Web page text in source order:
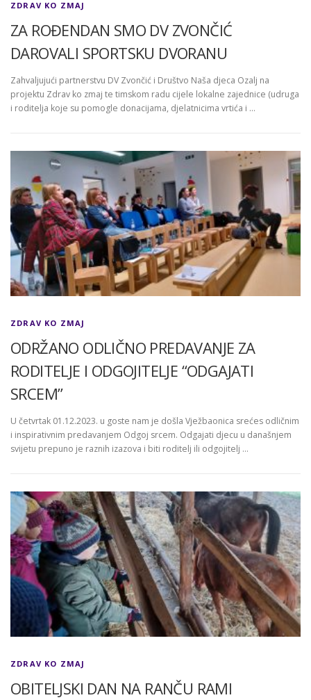
ZDRAV KO ZMAJ
ZA ROĐENDAN SMO DV ZVONČIĆ
DAROVALI SPORTSKU DVORANU
Zahvaljujući partnerstvu DV Zvončić i Društvo Naša djeca Ozalj na
projektu Zdrav ko zmaj te timskom radu cijele lokalne zajednice (udruga
i roditelja koje su pomogle donacijama, djelatnicima vrtića i …
ZDRAV KO ZMAJ
ODRŽANO ODLIČNO PREDAVANJE ZA
RODITELJE I ODGOJITELJE “ODGAJATI
SRCEM”
U četvrtak 01.12.2023. u goste nam je došla Vježbaonica srećes odličnim
i inspirativnim predavanjem Odgoj srcem. Odgajati djecu u današnjem
svijetu prepuno je raznih izazova i biti roditelj ili odgojitelj …
ZDRAV KO ZMAJ
OBITELJSKI DAN NA RANČU RAMI